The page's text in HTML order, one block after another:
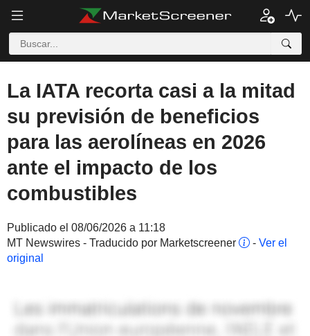
La IATA recorta casi a la mitad
su previsión de beneficios
para las aerolíneas en 2026
ante el impacto de los
combustibles
Publicado el 08/06/2026 a 11:18
MT Newswires - Traducido por Marketscreener
- Ver el
original